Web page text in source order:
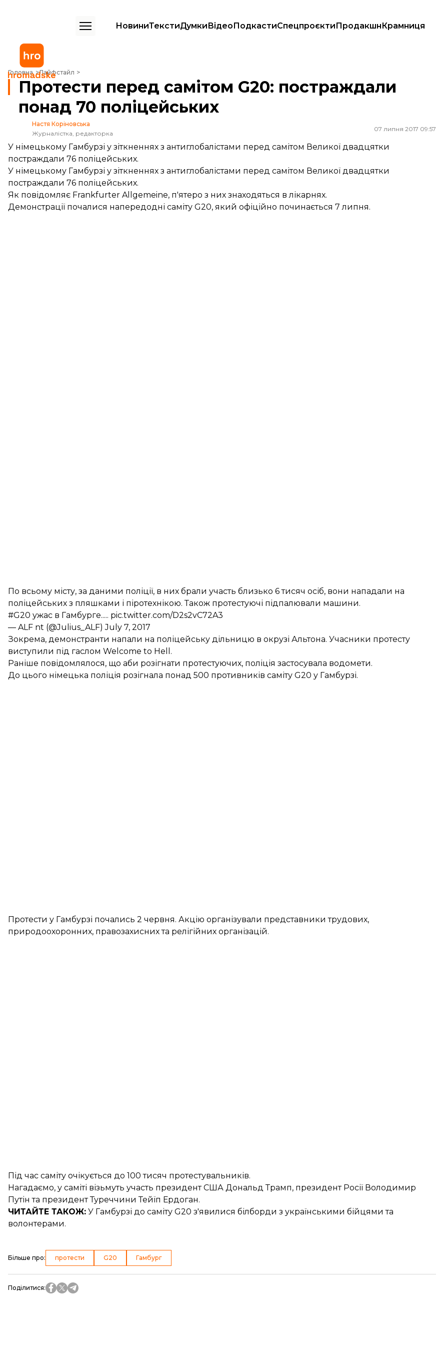
НовиниТекстиДумкиВідеоПодкастиСпецпроєктиПродакшнКрамниця
Головна Лайфстайл
Протести перед самітом G20: постраждали понад 70 поліцейських
Протести перед самітом G20: постраждали
понад 70 поліцейських
Настя Коріновська
Журналістка, редакторка
07 липня 2017 09:57
У німецькому Гамбурзі у зіткненнях з антиглобалістами перед самітом Великої двадцятки
постраждали 76 поліцейських.
У німецькому Гамбурзі у зіткненнях з антиглобалістами перед самітом Великої двадцятки
постраждали 76 поліцейських.
Як повідомляє Frankfurter Allgemeine, п'ятеро з них знаходяться в лікарнях.
Демонстрації почалися напередодні саміту G20, який офіційно починається 7 липня.
По всьому місту, за даними поліції, в них брали участь близько 6 тисяч осіб, вони нападали на
поліцейських з пляшками і піротехнікою. Також протестуючі підпалювали машини.
#G20 ужас в Гамбурге..... pic.twitter.com/D2s2vC72A3
— ALF nt (@Julius_ALF)July 7, 2017
Зокрема, демонстранти напали на поліцейську дільницю в окрузі Альтона. Учасники протесту
виступили під гаслом Welcome to Hell.
Раніше повідомлялося, що аби розігнати протестуючих, поліція застосувала водомети.
До цього німецька поліція розігнала понад 500 противників саміту G20 у Гамбурзі.
Протести у Гамбурзі почались 2 червня. Акцію організували представники трудових,
природоохоронних, правозахисних та релігійних організацій.
Під час саміту очікується до 100 тисяч протестувальників.
Нагадаємо, у саміті візьмуть участь президент США Дональд Трамп, президент Росії Володимир
Путін та президент Туреччини Тейїп Ердоган.
ЧИТАЙТЕ ТАКОЖ: У Гамбурзі до саміту G20 з'явилися білборди з українськими бійцями та
волонтерами.
Більше про: протести G20 Гамбург
Поділитися: